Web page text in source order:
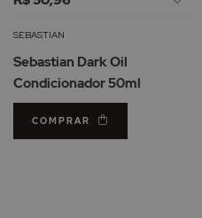
SEBASTIAN
Sebastian Dark Oil
Condicionador 50ml
COMPRAR